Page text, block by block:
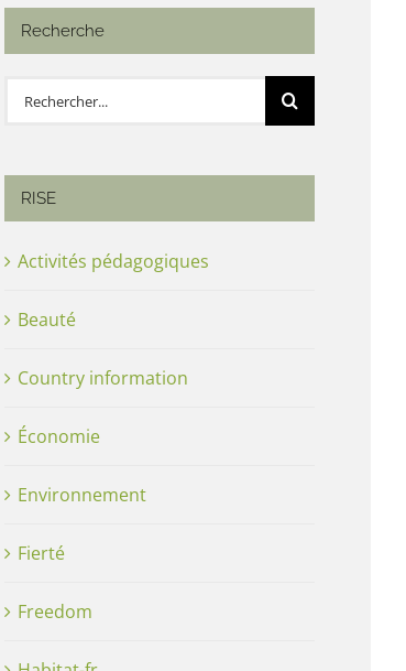
Recherche
Rechercher:
RISE
Activités pédagogiques
Beauté
Country information
Économie
Environnement
Fierté
Freedom